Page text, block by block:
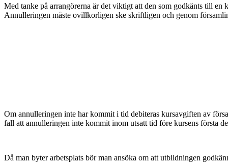
Med tanke på arrangörerna är det viktigt att den som godkänts till
Annulleringen måste ovillkorligen ske skriftligen och genom
Om annulleringen inte har kommit i tid debiteras kursavgiften av
fall att annulleringen inte kommit inom utsatt tid före kursens första
Då man byter arbetsplats bör man ansöka om att utbildningen